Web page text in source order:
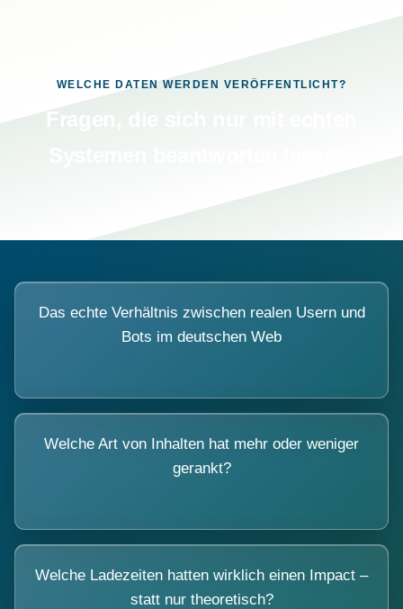
WELCHE DATEN WERDEN VERÖFFENTLICHT?
Das echte Verhältnis zwischen realen Usern und
Bots im deutschen Web
Welche Art von Inhalten hat mehr oder weniger
gerankt?
Welche Ladezeiten hatten wirklich einen Impact –
statt nur theoretisch?